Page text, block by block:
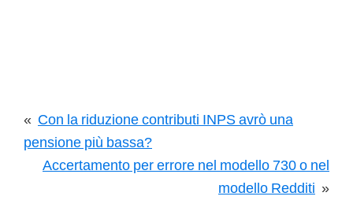
« Con la riduzione contributi INPS avrò una
pensione più bassa?
Accertamento per errore nel modello 730 o nel
modello Redditi »